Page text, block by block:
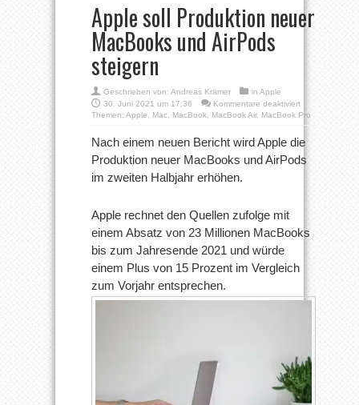
Apple soll Produktion neuer
MacBooks und AirPods
steigern
Geschrieben von: Andreas Krämer in Apple
30. Juni 2021 um 17:36
Kommentare deaktiviertfür
Apple
soll
Produktion
neuer
MacBooks
Themen: Apple, Mac, MacBook, MacBook Air, MacBook Pro
Nach einem neuen Bericht wird Apple die
Produktion neuer MacBooks und AirPods
im zweiten Halbjahr erhöhen.
Apple rechnet den Quellen zufolge mit
einem Absatz von 23 Millionen MacBooks
bis zum Jahresende 2021 und würde
einem Plus von 15 Prozent im Vergleich
zum Vorjahr entsprechen.